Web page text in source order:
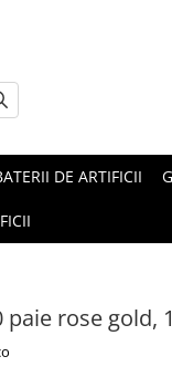
DE ARTIFICII
paie rose gold,